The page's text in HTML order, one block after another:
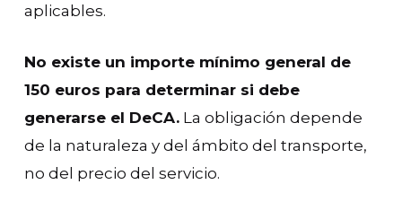
aplicables.
No existe un importe mínimo general de
150 euros para determinar si debe
generarse el DeCA.La obligación depende
de la naturaleza y del ámbito del transporte,
no del precio del servicio.